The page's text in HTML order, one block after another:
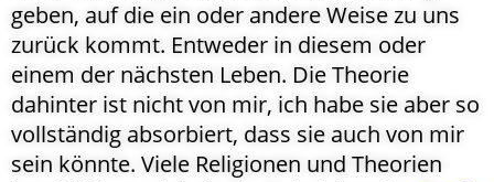
geben, auf die ein oder andere Weise zu uns
zurück kommt. Entweder in diesem oder
einem der nächsten Leben. Die Theorie
dahinter ist nicht von mir, ich habe sie aber so
vollständig absorbiert, dass sie auch von mir
sein könnte. Viele Religionen und Theorien